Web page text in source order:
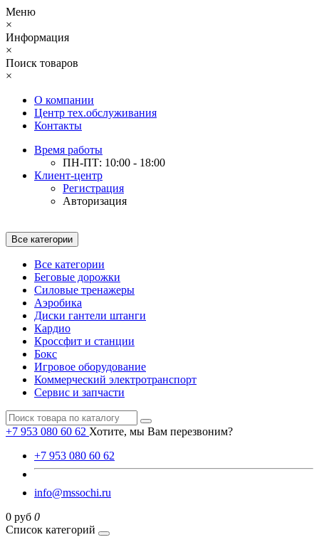
Меню
×
Информация
×
Поиск товаров
×
О компании
Центр тех.обслуживания
Контакты
Время работы
ПН-ПТ: 10:00 - 18:00
Клиент-центр
Регистрация
Авторизация
Все категории
Все категории
Беговые дорожки
Силовые тренажеры
Аэробика
Диски гантели штанги
Кардио
Кроссфит и станции
Бокс
Игровое оборудование
Коммерческий электротранспорт
Сервис и запчасти
+7 953 080 60 62 Хотите, мы Вам перезвоним?
+7 953 080 60 62
info@mssochi.ru
0 руб 0
Список категорий